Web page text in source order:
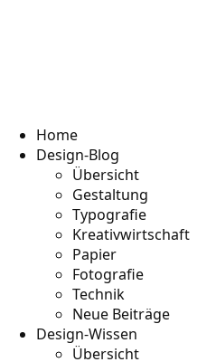
Home
Design-Blog
Übersicht
Gestaltung
Typografie
Kreativwirtschaft
Papier
Fotografie
Technik
Neue Beiträge
Design-Wissen
Übersicht